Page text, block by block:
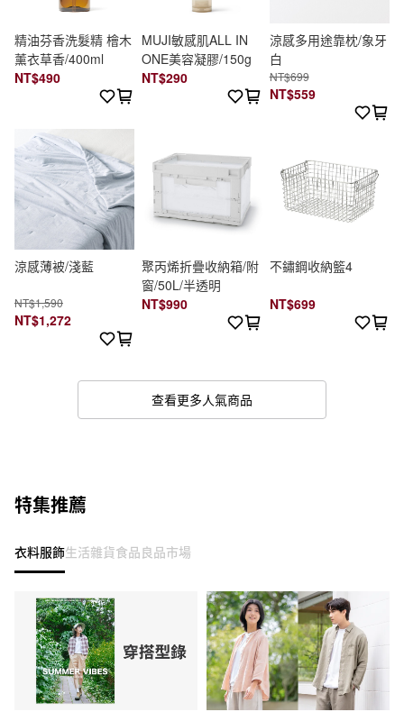
精油芬香洗髮精 檜木
薰衣草香/400ml
NT$490
MUJI敏感肌ALL IN
ONE美容凝膠/150g
NT$290
涼感多用途靠枕/象牙
白
NT$699
NT$559
涼感薄被/淺藍
NT$1,590
NT$1,272
聚丙烯折疊收納箱/附
窗/50L/半透明
NT$990
不鏽鋼收納籃4
NT$699
查看更多人氣商品
特集推薦
衣料服飾生活雜貨食品良品市場